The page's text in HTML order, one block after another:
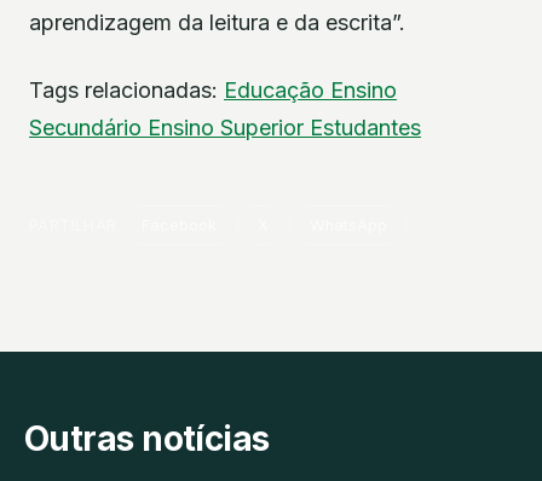
aprendizagem da leitura e da escrita”.
Tags relacionadas: Educação Ensino
Secundário Ensino Superior Estudantes
Outras notícias